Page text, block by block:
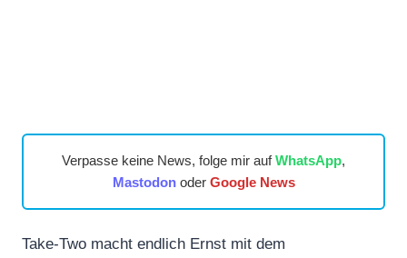
Verpasse keine News, folge mir aufWhatsApp,
Mastodonoder Google News
Take-Two macht endlich Ernst mit dem